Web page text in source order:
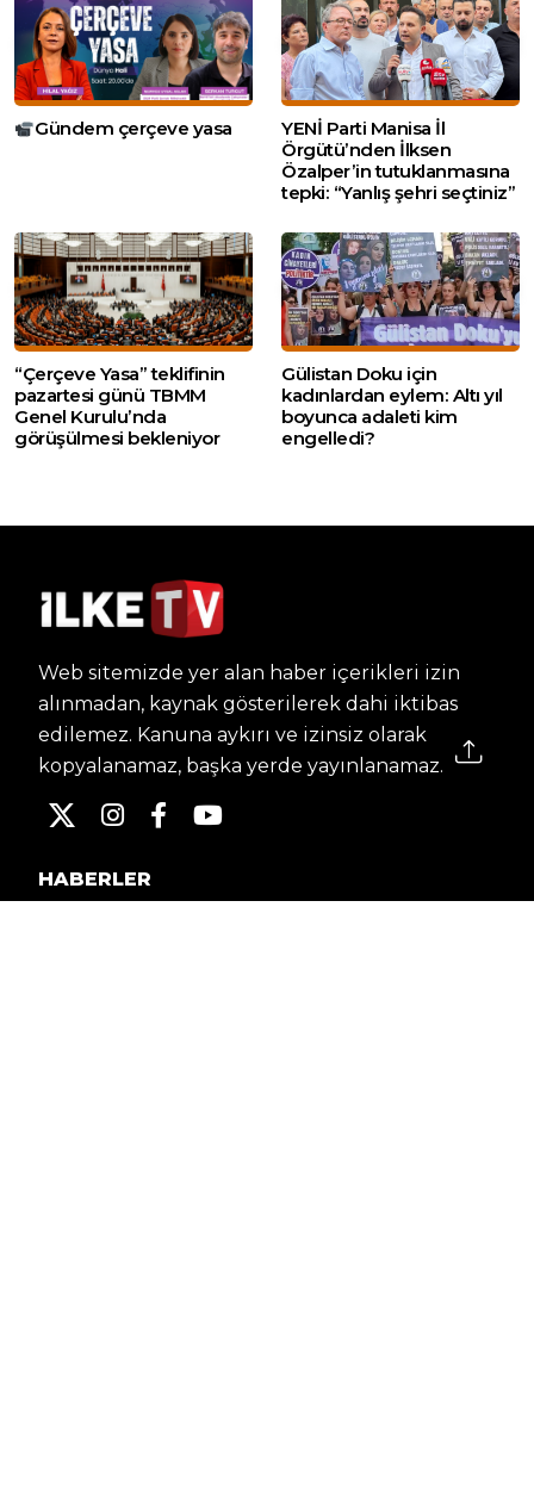
Gündem çerçeve yasa
YENİ Parti Manisa İl
Örgütü’nden İlksen
Özalper’in tutuklanmasına
tepki: “Yanlış şehri seçtiniz”
“Çerçeve Yasa” teklifinin
pazartesi günü TBMM
Genel Kurulu’nda
görüşülmesi bekleniyor
Gülistan Doku için
kadınlardan eylem: Altı yıl
boyunca adaleti kim
engelledi?
Web sitemizde yer alan haber içerikleri izin
alınmadan, kaynak gösterilerek dahi iktibas
edilemez. Kanuna aykırı ve izinsiz olarak
kopyalanamaz, başka yerde yayınlanamaz.
HABERLER